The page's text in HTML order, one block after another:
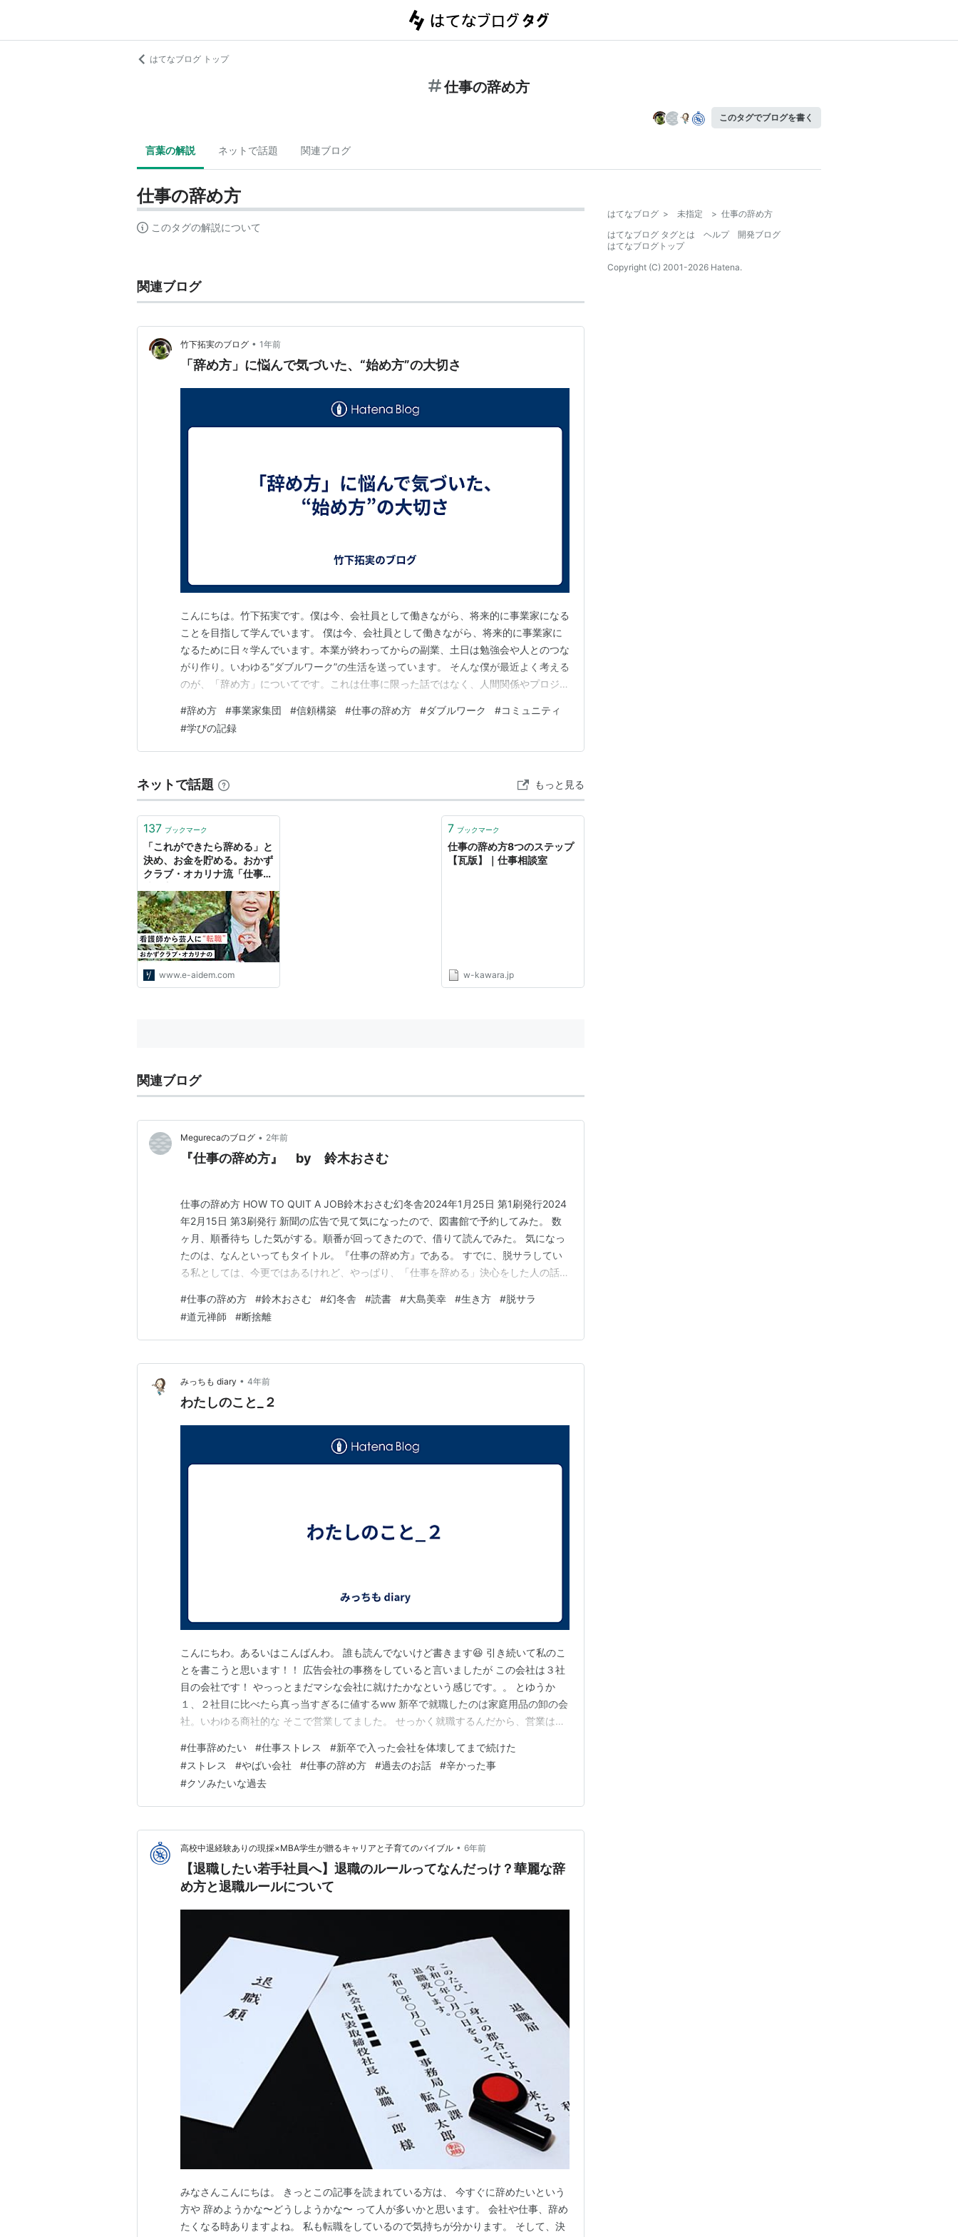
はてなブログ トップ
仕事の辞め方
このタグでブログを書く
言葉の解説 ネットで話題 関連ブログ
仕事の辞め方
このタグの解説について
関連ブログ
竹下拓実のブログ • 1年前
「辞め方」に悩んで気づいた、“始め方”の大切さ
こんにちは。竹下拓実です。僕は今、会社員として働きながら、将来的に事業家になる
ことを目指して学んでいます。 僕は今、会社員として働きながら、将来的に事業家に
なるために日々学んでいます。本業が終わってからの副業、土日は勉強会や人とのつな
がり作り。いわゆる“ダブルワーク”の生活を送っています。 そんな僕が最近よく考える
のが、「辞め方」についてです。これは仕事に限った話ではなく、人間関係やプロジェ
るある事業家集団では、多くの仲間たちが挑戦と撤退を繰り返しています。すごいスピ
ードで企画を立ち上げては、違うと思えばスパッと…
#辞め方 #事業家集団 #信頼構築 #仕事の辞め方 #ダブルワーク #コミュニティ
#学びの記録
ネットで話題 もっと見る
137 ブックマーク
「これができたら辞める」と
決め、お金を貯める。おかず
クラブ・オカリナ流「仕事の
っすん by イーアイデム
www.e-aidem.com
7 ブックマーク
仕事の辞め方8つのステップ
【瓦版】｜仕事相談室
w-kawara.jp
関連ブログ
Megurecaのブログ • 2年前
『仕事の辞め方』 by 鈴木おさむ
仕事の辞め方 HOW TO QUIT A JOB鈴木おさむ幻冬舎2024年1月25日 第1刷発行2024
年2月15日 第3刷発行 新聞の広告で見て気になったので、図書館で予約してみた。 数
ヶ月、順番待ち した気がする。順番が回ってきたので、借りて読んでみた。 気になっ
たのは、なんといってもタイトル。『仕事の辞め方』である。 すでに、脱サラしてい
る私としては、今更ではあるけれど、やっぱり、「仕事を辞める」決心をした人の話は
とぐらいは知っている。でも、もう、辞めたらしい。本書によれば、1992年2月から放
送作家という仕事…
#仕事の辞め方 #鈴木おさむ #幻冬舎 #読書 #大島美幸 #生き方 #脱サラ
#道元禅師 #断捨離
みっちも diary • 4年前
わたしのこと_２
こんにちわ。あるいはこんばんわ。 誰も読んでないけど書きます😆 引き続いて私のこ
とを書こうと思います！！ 広告会社の事務をしていると言いましたが この会社は３社
目の会社です！ やっっとまだマシな会社に就けたかなという感じです。。 とゆうか
１、２社目に比べたら真っ当すぎるに値するww 新卒で就職したのは家庭用品の卸の会
社。いわゆる商社的な そこで営業してました。 せっかく就職するんだから、営業はし
👏 入社した時に付いた上司が40過ぎ独身ヘビスモ🚬かなりのぶっきらぼう。車内も永
遠無言。 仕事は見て学べ！！ これほんまに言…
#仕事辞めたい #仕事ストレス #新卒で入った会社を体壊してまで続けた
#ストレス #やばい会社 #仕事の辞め方 #過去のお話 #辛かった事
#クソみたいな過去
高校中退経験ありの現採×MBA学生が贈るキャリアと子育てのバイブル • 6年前
【退職したい若手社員へ】退職のルールってなんだっけ？華麗な辞
め方と退職ルールについて
みなさんこんにちは。 きっとこの記事を読まれている方は、 今すぐに辞めたいという
方や 辞めようかな〜どうしようかな〜 って人が多いかと思います。 会社や仕事、辞め
たくなる時ありますよね。 私も転職をしているので気持ちが分かります。 そして、決
はてなブログ > 未指定 > 仕事の辞め方
はてなブログ タグとは
ヘルプ
開発ブログ
はてなブログトップ
Copyright (C) 2001-2026 Hatena.